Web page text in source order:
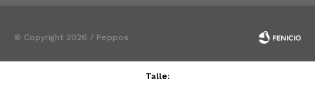
Talle:
© Copyright 2026 / Peppos